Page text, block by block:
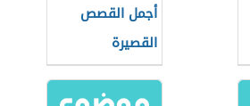
أجمل القصص
القصيرة